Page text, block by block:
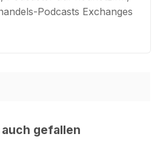
Podcasts Exchanges
gefallen